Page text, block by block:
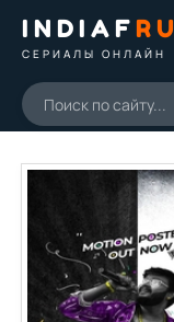
INDIAFRU
СЕРИАЛЫ ОНЛАЙН